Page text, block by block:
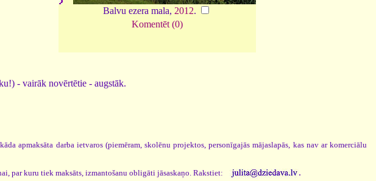
Balvu ezera mala, 2012.
Komentēt (0)
- vairāk novērtētie - augstāk.
apmaksāta darba ietvaros (piemēram, skolēnu projektos, personīgajās mājaslapās, kas nav ar komerciālu
par kuru tiek maksāts, izmantošanu obligāti jāsaskaņo. Rakstiet: .